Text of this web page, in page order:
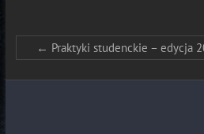
← Praktyki studenckie – edycja